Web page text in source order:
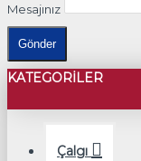
Mesajınız
Gönder
KATEGORILER
Çalgı